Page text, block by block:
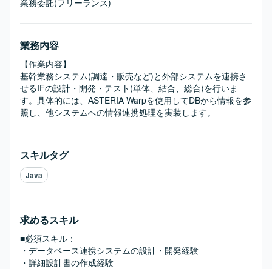
業務委託(フリーランス)
業務内容
【作業内容】
基幹業務システム(調達・販売など)と外部システムを連携さ
せるIFの設計・開発・テスト(単体、結合、総合)を行いま
す。具体的には、ASTERIA Warpを使用してDBから情報を参
照し、他システムへの情報連携処理を実装します。
スキルタグ
Java
求めるスキル
■必須スキル：
・データベース連携システムの設計・開発経験
・詳細設計書の作成経験